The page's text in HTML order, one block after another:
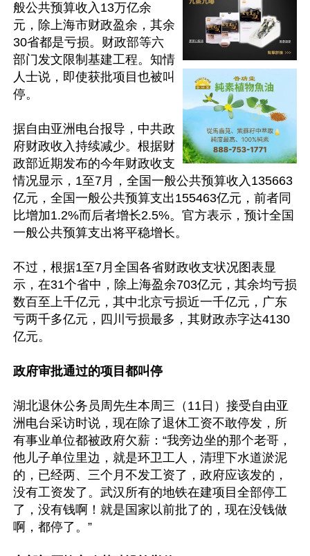
般公共预算收入13万亿余
元，除上海市财政盈余，其余
30省都是亏损。财政部等六
部门发文限制基建工程。知情
人士说，即使获批项目也被叫
停。
据自由亚洲电台报导，中共政
府财政收入持续减少。根据财
政部近期发布的今年财政收支
情况显示，1至7月，全国一般公共预算收入135663
亿元，全国一般公共预算支出155463亿元，前者同
比增加1.2%而后者增长2.5%。官方表示，预计全国
一般公共预算支出将平稳增长。
不过，根据1至7月全国各省财政收支状况图表显
示，在31个省中，除上海盈余703亿元，其余均亏损
数百至上千亿元，其中北京亏损近一千亿元，广东
亏两千多亿元，四川亏损最多，其财政赤字达4130
亿元。
政府审批通过的项目都叫停
湖北退休公务员周先生本周三（11日）接受自由亚
洲电台采访时说，现在除了退休工资不敢停发，所
有事业单位都被政府欠薪：“我旁边坐的那个老哥，
他儿子单位里边，就是环卫工人，清理下水道淤泥
的，已经两、三个月不发工资了，政府应该发的，
没有工资发了。武汉所有的地铁在建项目全部停工
了，没有钱啊！就是国家以前批了的，现在没钱做
啊，都停了。”